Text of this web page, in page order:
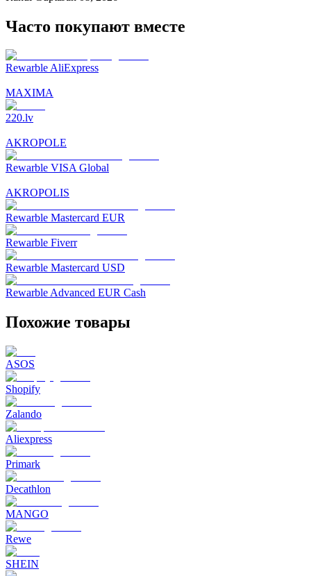
Часто покупают вместе
Rewarble AliExpress
MAXIMA
220.lv
AKROPOLE
Rewarble VISA Global
AKROPOLIS
Rewarble Mastercard EUR
Rewarble Fiverr
Rewarble Mastercard USD
Rewarble Advanced EUR Cash
Похожие товары
ASOS
Shopify
Zalando
Aliexpress
Primark
Decathlon
MANGO
Rewe
SHEIN